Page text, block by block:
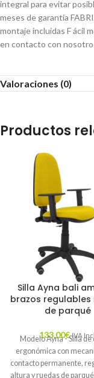
integral para evitar
meses de garantía
montaje incluidas F ácil
en contacto con
Valoraciones (0)
Productos
Silla Ayna bali
brazos regulables
de parqué
133,00€ IVA Incl.
Modelo Ayna - Silla de
ergonómica con
contacto permanente,
altura y ruedas de